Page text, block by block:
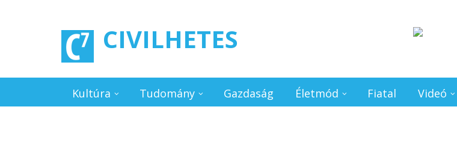
CIVILHETES
Kultúra Tudomány Gazdaság Életmód Fiatal Videó